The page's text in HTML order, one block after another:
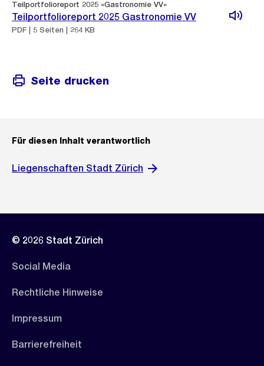
Teilportfolioreport 2025 «Gastronomie VV»
Teilportfolioreport 2025 Gastronomie VV
PDF | 5 Seiten | 264 KB
Seite drucken
Für diesen Inhalt verantwortlich
Liegenschaften Stadt Zürich
© 2026 Stadt Zürich
Social Media
Rechtliche Hinweise
Impressum
Barrierefreiheit